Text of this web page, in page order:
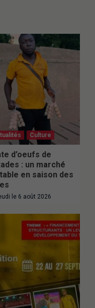
Culture
d’oeufs de
: un marché
en saison des
le 6 août 2026